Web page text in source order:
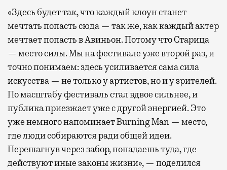
«Здесь будет так, что каждый клоун станет
мечтать попасть сюда — так же, как каждый актер
мечтает попасть в Авиньон. Потому что Старица
— место силы. Мы на фестивале уже второй раз, и
точно понимаем: здесь усиливается сама сила
искусства — не только у артистов, но и у зрителей.
По масштабу фестиваль стал вдвое сильнее, и
публика приезжает уже с другой энергией. Это
уже немного напоминает Burning Man — место,
где люди собираются ради общей идеи.
Перешагнув через забор, попадаешь туда, где
действуют иные законы жизни», — поделился